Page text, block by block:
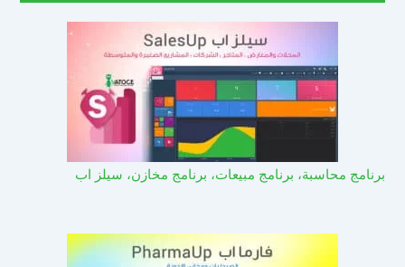
برنامج محاسبة، برنامج مبيعات، برنامج مخازن، سيلز اب